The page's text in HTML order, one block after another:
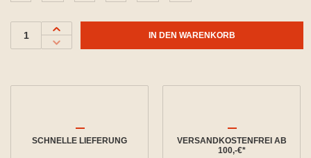
IN DEN WARENKORB
SCHNELLE LIEFERUNG
VERSANDKOSTENFREI AB
100,-€*